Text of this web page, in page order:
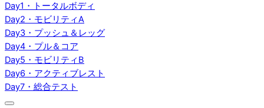
Day1・トータルボディ
Day2・モビリティA
Day3・プッシュ＆レッグ
Day4・プル＆コア
Day5・モビリティB
Day6・アクティブレスト
Day7・総合テスト